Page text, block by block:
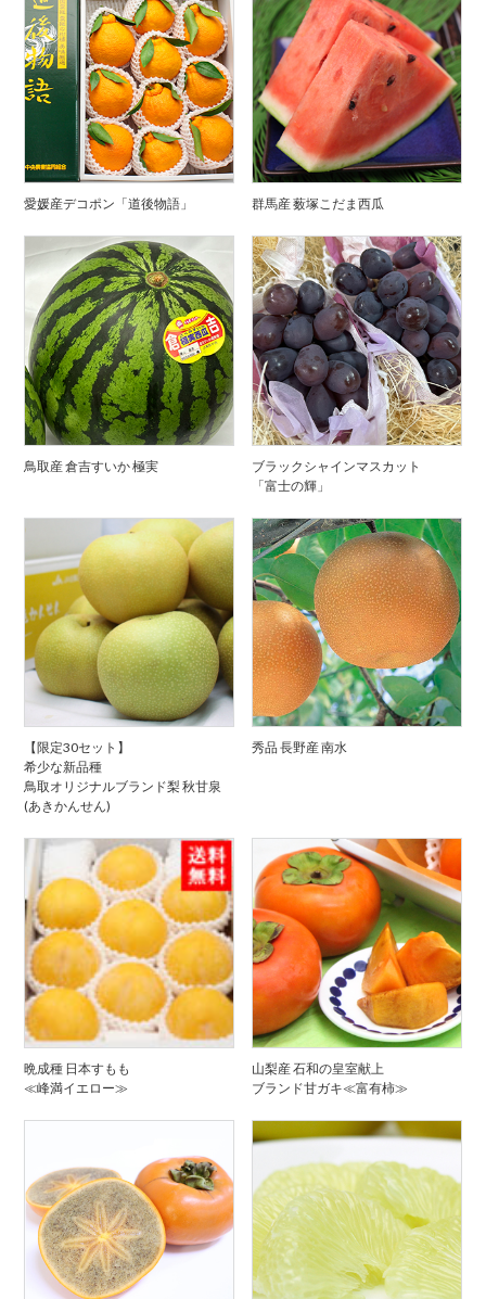
愛媛産デコポン「道後物語」 群馬産 薮塚こだま西瓜
鳥取産 倉吉すいか 極実
ブラックシャインマスカット
「富士の輝」
【限定30セット】
希少な新品種
鳥取オリジナルブランド梨 秋甘泉
(あきかんせん)
秀品 長野産 南水
晩成種 日本すもも
≪峰満イエロー≫
山梨産 石和の皇室献上
ブランド甘ガキ≪富有柿≫